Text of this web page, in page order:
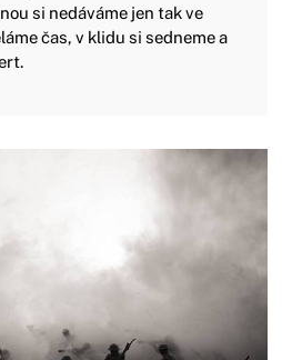
si nedáváme jen tak ve
čas, v klidu si sedneme a